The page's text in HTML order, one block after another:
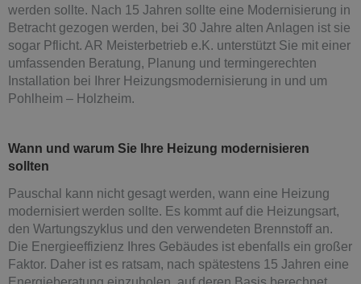
werden sollte. Nach 15 Jahren sollte eine Modernisierung in
Betracht gezogen werden, bei 30 Jahre alten Anlagen ist sie
sogar Pflicht. AR Meisterbetrieb e.K. unterstützt Sie mit einer
umfassenden Beratung, Planung und termingerechten
Installation bei Ihrer Heizungsmodernisierung in und um
Pohlheim – Holzheim.
Wann und warum Sie Ihre Heizung modernisieren
sollten
Pauschal kann nicht gesagt werden, wann eine Heizung
modernisiert werden sollte. Es kommt auf die Heizungsart,
den Wartungszyklus und den verwendeten Brennstoff an.
Die Energieeffizienz Ihres Gebäudes ist ebenfalls ein großer
Faktor. Daher ist es ratsam, nach spätestens 15 Jahren eine